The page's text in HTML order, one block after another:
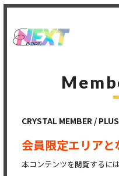
CRYSTAL MEMBER /
会員限定エリアと
本コンテンツを閲覧するに